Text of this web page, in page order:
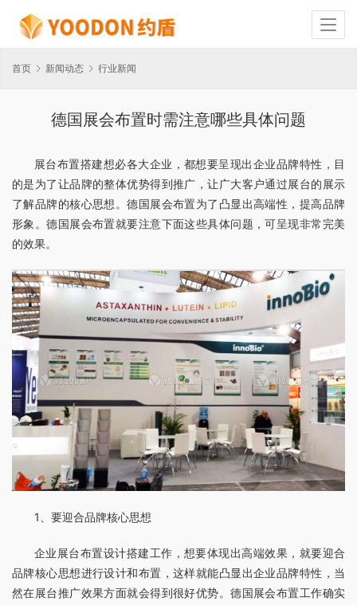
首页 新闻动态 行业新闻
德国展会布置时需注意哪些具体问题
展台布置搭建想必各大企业，都想要呈现出企业品牌特性，目
的是为了让品牌的整体优势得到推广，让广大客户通过展台的展示
了解品牌的核心思想。德国展会布置为了凸显出高端性，提高品牌
形象。德国展会布置就要注意下面这些具体问题，可呈现非常完美
的效果。
1、要迎合品牌核心思想
企业展台布置设计搭建工作，想要体现出高端效果，就要迎合
品牌核心思想进行设计和布置，这样就能凸显出企业品牌特性，当
然在展台推广效果方面就会得到很好优势。德国展会布置工作确实